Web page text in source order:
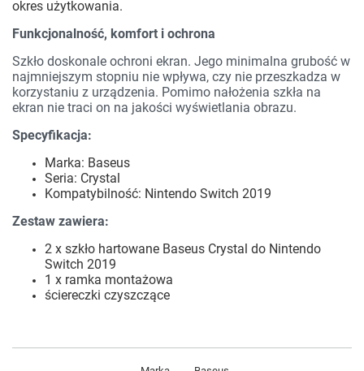
okres użytkowania.
Funkcjonalność, komfort i ochrona
Szkło doskonale ochroni ekran. Jego minimalna grubość w
najmniejszym stopniu nie wpływa, czy nie przeszkadza w
korzystaniu z urządzenia. Pomimo nałożenia szkła na
ekran nie traci on na jakości wyświetlania obrazu.
Specyfikacja:
Marka: Baseus
Seria: Crystal
Kompatybilność: Nintendo Switch 2019
Zestaw zawiera:
2 x szkło hartowane Baseus Crystal do Nintendo
Switch 2019
1 x ramka montażowa
ściereczki czyszczące